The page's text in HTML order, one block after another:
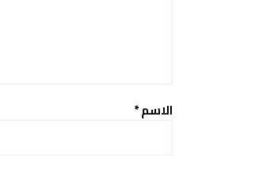
الاسم*